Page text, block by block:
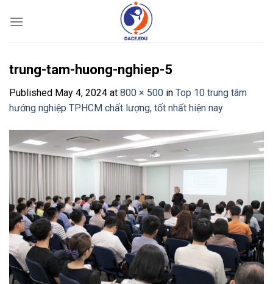
trung-tam-huong-nghiep-5
Published May 4, 2024 at 800 × 500 in Top 10 trung tâm
hướng nghiệp TPHCM chất lượng, tốt nhất hiện nay